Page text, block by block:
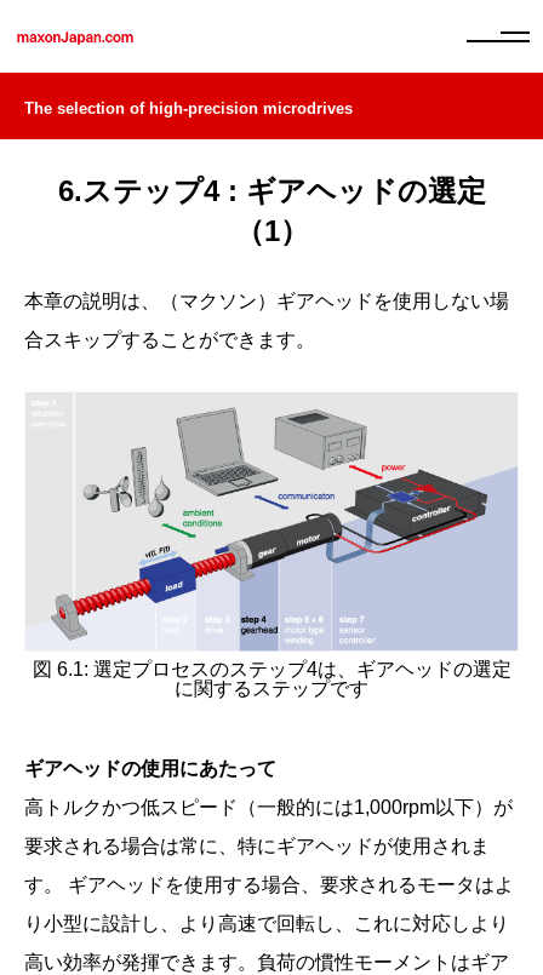
The selection of high-precision microdrives
6.ステップ4 : ギアヘッドの選定
（1）
本章の説明は、（マクソン）ギアヘッドを使用しない場
合スキップすることができます。
図 6.1: 選定プロセスのステップ4は、ギアヘッドの選定
に関するステップです
ギアヘッドの使用にあたって
高トルクかつ低スピード（一般的には1,000rpm以下）が
要求される場合は常に、特にギアヘッドが使用されま
す。 ギアヘッドを使用する場合、要求されるモータはよ
り小型に設計し、より高速で回転し、これに対応しより
高い効率が発揮できます。負荷の慣性モーメントはギア